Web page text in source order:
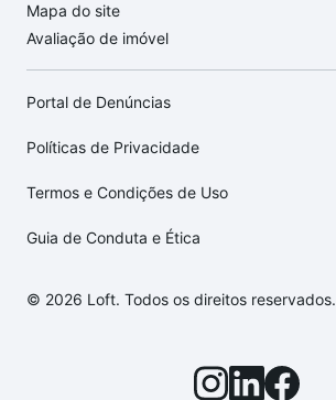
Mapa do site
Avaliação de imóvel
Portal de Denúncias
Políticas de Privacidade
Termos e Condições de Uso
Guia de Conduta e Ética
© 2026 Loft. Todos os direitos reservados.